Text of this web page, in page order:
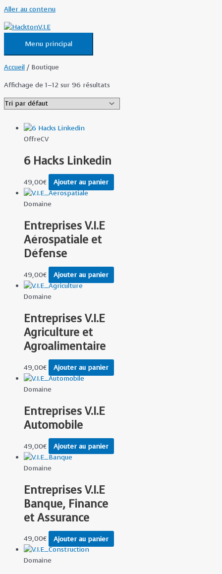
Aller au contenu
Menu principal
Accueil / Boutique
Affichage de 1–12 sur 96 résultats
OffreCV
6 Hacks Linkedin
49,00€ Ajouter au panier
Domaine
Entreprises V.I.E
Aérospatiale et
Défense
49,00€ Ajouter au panier
Domaine
Entreprises V.I.E
Agriculture et
Agroalimentaire
49,00€ Ajouter au panier
Domaine
Entreprises V.I.E
Automobile
49,00€ Ajouter au panier
Domaine
Entreprises V.I.E
Banque, Finance
et Assurance
49,00€ Ajouter au panier
Domaine